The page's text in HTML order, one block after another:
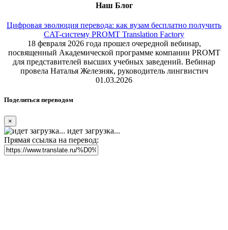
Наш Блог
Цифровая эволюция перевода: как вузам бесплатно получить
CAT-систему PROMT Translation Factory
18 февраля 2026 года прошел очередной вебинар,
посвященный Академической программе компании PROMT
для представителей высших учебных заведений. Вебинар
провела Наталья Железняк, руководитель лингвистич
01.03.2026
Поделиться переводом
×
идет загрузка...
Прямая ссылка на перевод: